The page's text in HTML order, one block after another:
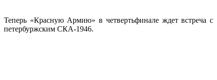
Теперь «Красную Армию» в четвертьфинале ждет встреча с
петербуржским СКА-1946.